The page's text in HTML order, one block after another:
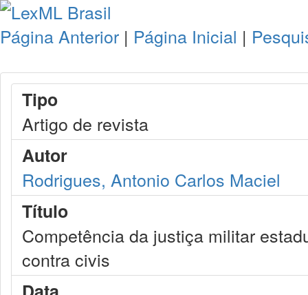
Página Anterior | Página Inicial |
Tipo
Artigo de revista
Autor
Rodrigues, Antonio Carlos Maciel
Título
Competência da justiça militar
contra civis